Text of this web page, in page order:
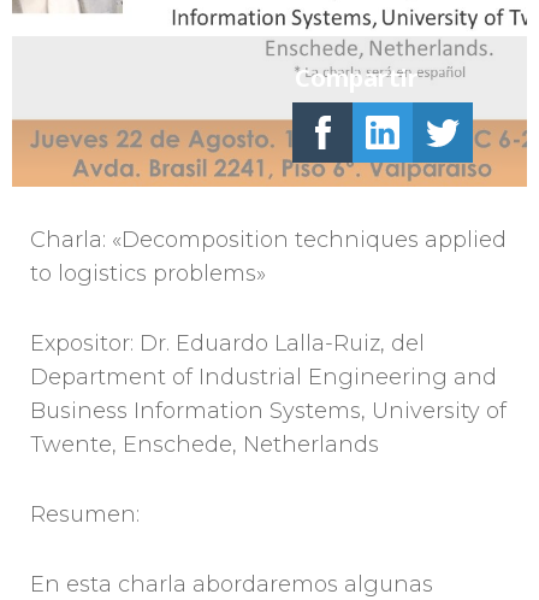
Charla: «Decomposition techniques applied
to logistics problems»
Expositor: Dr. Eduardo Lalla-Ruiz, del
Department of Industrial Engineering and
Business Information Systems, University of
Twente, Enschede, Netherlands
Resumen:
En esta charla abordaremos algunas
Compartir